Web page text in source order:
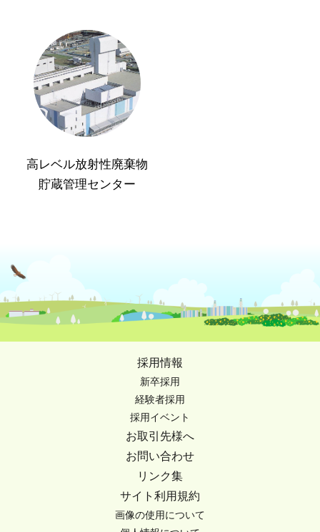
高レベル放射性廃棄物
貯蔵管理センター
採用情報
新卒採用
経験者採用
採用イベント
お取引先様へ
お問い合わせ
リンク集
サイト利用規約
画像の使用について